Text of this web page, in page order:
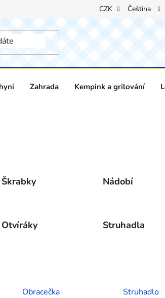
CZK Čeština
Zahrada Kempink a grilování
Škrabky Nádobí
Otvíráky Struhadla
Obracečka
Struhadlo